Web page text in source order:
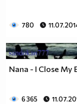
780
Nana - I Close My
6 365